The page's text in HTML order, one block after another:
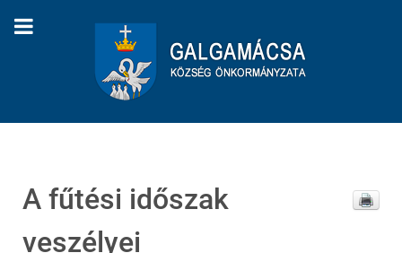
A fűtési időszak
veszélyei